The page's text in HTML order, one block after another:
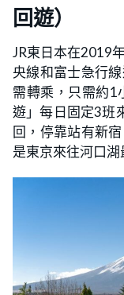
回遊）
JR東日本在2019
央線和富士急行
需轉乘，只需約1
遊」每日固定3班
回，停靠站有新
是東京來往河口湖